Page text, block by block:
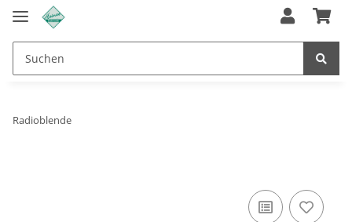
Radioblende